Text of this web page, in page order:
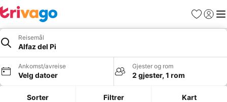
Favoritter
Logg
Reisemål
Alfaz del Pi
Ankomst/avreise
Velg datoer
Gjester og rom
2 gjester, 1 rom
Sorter Filtrer Kart